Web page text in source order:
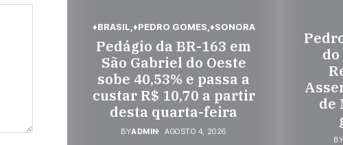
♦BRASIL ♦PEDRO GOMES ♦SONORA
Pedágio da BR-163 em
São Gabriel do Oeste
sobe 40,53% e passa a
custar R$ 10,70 a partir
desta quarta-feira
BYADMIN AGOSTO 4, 2026
de